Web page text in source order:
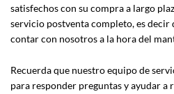
satisfechos con su compra a largo
servicio postventa completo, es decir
contar con nosotros a la hora del
Recuerda que nuestro equipo de
para responder preguntas y ayudar